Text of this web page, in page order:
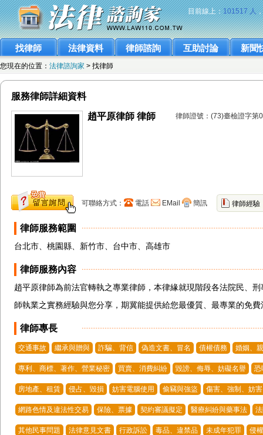
目前線上：101517 人
找律師 法律資料 律師諮詢 互助討論 新聞
您現在的位置： 法律諮詢家 > 找律師
服務律師詳細資料
趙平原律師 律師
律師證號：(73)臺檢證字第
律師經驗
可聯絡方式： 電話 EMail 簡訊
律師服務範圍
台北市、桃園縣、新竹市、台中市、高雄市
律師服務內容
趙平原律師為前法官轉執之專業律師，本律緣就現階段各法院民、
師執業之實務經驗與您分享，期冀能提供給您最優質、最專業的免
律師專長
交通事故 繼承與贈與 詐騙、背信 偽造文書、冒名 債權債務 婚姻、
專利、商標、著作、營業秘密 買賣、消費糾紛 毀謗、侮辱、妨礙名譽 恐
房地產、租賃 侵占、毀損 妨害電腦使用 偷竊與強盜 傷害、強制、妨
網路色情及違法性交易 保險、票據 契約審議擬定 醫療糾紛與藥事法
其他民事問題 法律意見文書 行政訴訟 毒品、違禁品 未成年犯罪 侵